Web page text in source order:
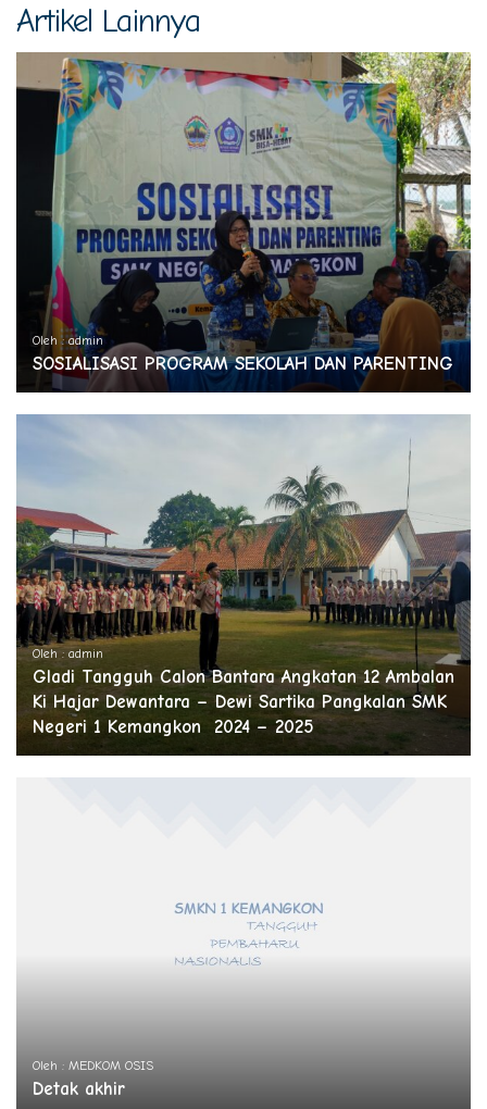
Artikel Lainnya
Oleh : admin
SOSIALISASI PROGRAM SEKOLAH DAN PARENTING
Oleh : admin
Gladi Tangguh Calon Bantara Angkatan 12 Ambalan
Ki Hajar Dewantara – Dewi Sartika Pangkalan SMK
Negeri 1 Kemangkon 2024 – 2025
Oleh : MEDKOM OSIS
Detak akhir